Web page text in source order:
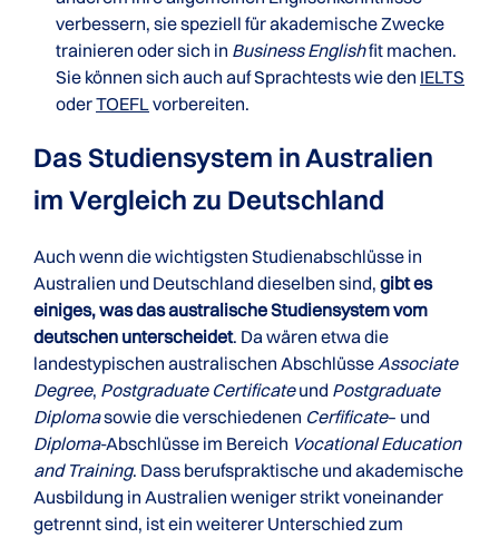
verbessern, sie speziell für akademische Zwecke
trainieren oder sich in Business Englishfit machen.
Sie können sich auch auf Sprachtests wie den IELTS
oderTOEFLvorbereiten.
Das Studiensystem in Australien
im Vergleich zu Deutschland
Auch wenn die wichtigsten Studienabschlüsse in
Australien und Deutschland dieselben sind, gibt es
einiges, was das australische Studiensystem vom
deutschen unterscheidet. Da wären etwa die
landestypischen australischen AbschlüsseAssociate
Degree, Postgraduate Certificateund Postgraduate
Diplomasowie die verschiedenen Cerfificate– und
Diploma-Abschlüsse im Bereich Vocational Education
and Training. Dass berufspraktische und akademische
Ausbildung in Australien weniger strikt voneinander
getrennt sind, ist ein weiterer Unterschied zum